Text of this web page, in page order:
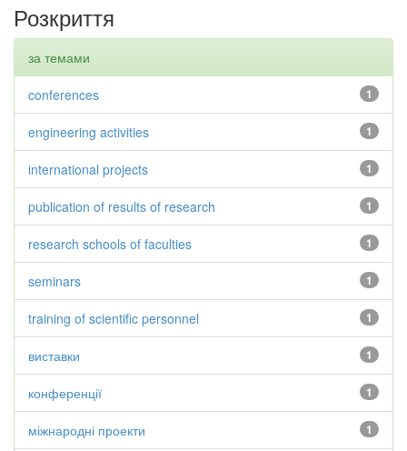
Розкриття
за темами
1
conferences
1
engineering activities
1
international projects
1
publication of results of research
1
research schools of faculties
1
seminars
1
training of scientific personnel
1
виставки
1
конференції
1
міжнародні проекти